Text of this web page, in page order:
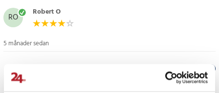
utan att kompromissa med stabilitet.
Detta ger en solid och förtroendeingivande känsla som håller för
RO Robert O
5 månader sedan
Verified by Trustvoice